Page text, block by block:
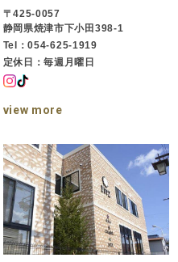
〒425-0057
静岡県焼津市下小田398-1
Tel：054-625-1919
定休日：毎週月曜日
view more